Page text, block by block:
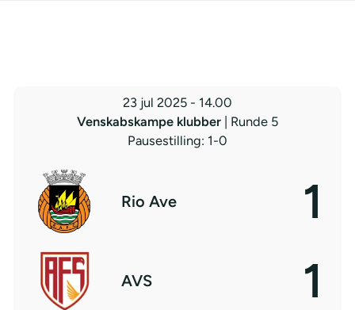
23 jul 2025 - 14.00
Venskabskampe klubber
| Runde 5
Pausestilling: 1-0
Rio Ave 1
AVS 1